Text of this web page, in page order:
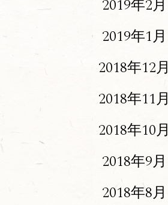
2019年2月
2019年1月
2018年12月
2018年11月
2018年10月
2018年9月
2018年8月